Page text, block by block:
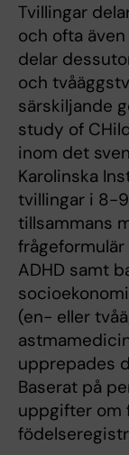
Tvillingar
och ofta
delar
och
särskiljande
study of
inom det
Karolinska
tvillingar i 8-
tillsammans
ADHD samt
(en- eller
upprepades
Baserat på
uppgifter om